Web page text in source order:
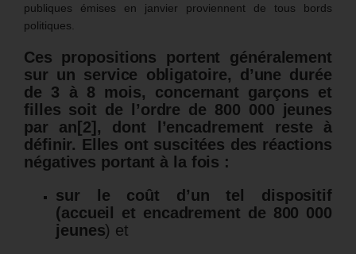
publiques émises en janvier proviennent de tous bords
politiques.
Ces propositions portent généralement
sur un service obligatoire, d’une durée
de 3 à 8 mois, concernant garçons et
filles soit de l’ordre de 800 000 jeunes
par an [2] , dont l’encadrement reste à
définir. Elles ont suscitées des réactions
négatives portant à la fois :
sur le coût d’un tel dispositif
(accueil et encadrement de 800 000
jeunes) et